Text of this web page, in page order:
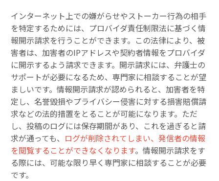
インターネット上での嫌がらせやストーカー行為の相手
を特定するためには、プロバイダ責任制限法に基づく情
報開示請求を行うことができます。この法律により、被
害者は、加害者のIPアドレスや契約者情報をプロバイダ
に開示するよう請求できます。開示請求には、弁護士の
サポートが必要になるため、専門家に相談することが望
ましいです。情報開示請求が認められると、加害者を特
定し、名誉毀損やプライバシー侵害に対する損害賠償請
求などの法的措置をとることが可能になります。ただ
し、投稿のログには保存期間があり、これを過ぎると請
求が通っても、 ログが削除されてしまい、発信者の情報
を閲覧することができなくなります。情報開示請求をす
る際には、可能な限り早く専門家に相談することが必要
です。